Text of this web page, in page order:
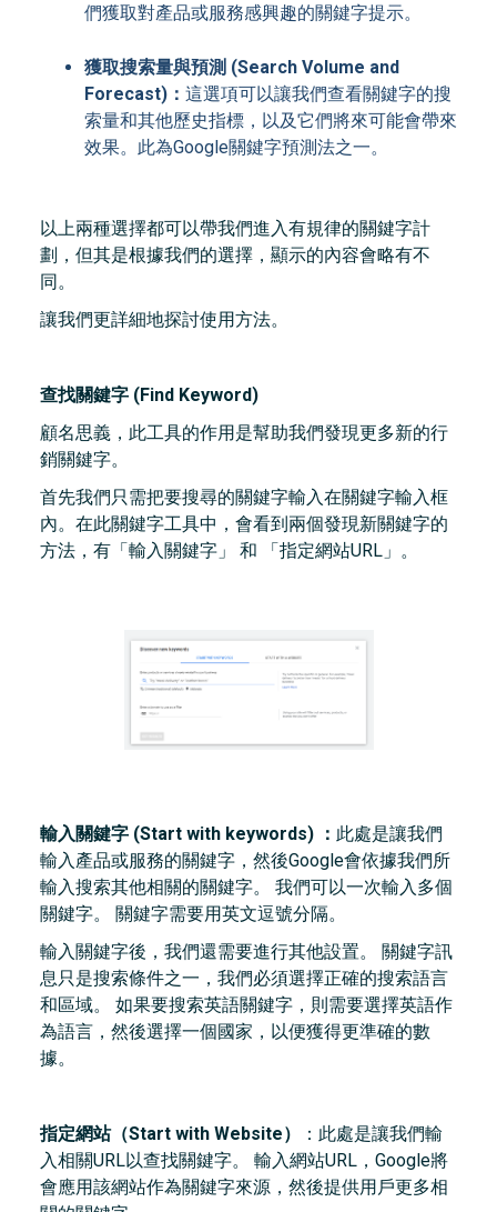
們獲取對產品或服務感興趣的關鍵字提示。
獲取搜索量與預測 (Search Volume and
Forecast)： 這選項可以讓我們查看關鍵字的搜
索量和其他歷史指標，以及它們將來可能會帶來
效果。此為Google關鍵字預測法之一。
以上兩種選擇都可以帶我們進入有規律的關鍵字計
劃，但其是根據我們的選擇，顯示的內容會略有不
同。
讓我們更詳細地探討使用方法。
查找關鍵字 (Find Keyword)
顧名思義，此工具的作用是幫助我們發現更多新的行
銷關鍵字。
首先我們只需把要搜尋的關鍵字輸入在關鍵字輸入框
內。在此關鍵字工具中，會看到兩個發現新關鍵字的
方法，有「輸入關鍵字」 和 「指定網站URL」。
輸入關鍵字 (Start with keywords) ： 此處是讓我們
輸入產品或服務的關鍵字，然後Google會依據我們所
輸入搜索其他相關的關鍵字。 我們可以一次輸入多個
關鍵字。 關鍵字需要用英文逗號分隔。
輸入關鍵字後，我們還需要進行其他設置。 關鍵字訊
息只是搜索條件之一，我們必須選擇正確的搜索語言
和區域。 如果要搜索英語關鍵字，則需要選擇英語作
為語言，然後選擇一個國家，以便獲得更準確的數
據。
指定網站（Start with Website）
：此處是讓我們輸
入相關URL以查找關鍵字。 輸入網站URL，Google將
會應用該網站作為關鍵字來源，然後提供用戶更多相